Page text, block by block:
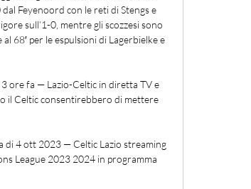
Feyenoord con le reti di Stengs e
sull’1-0, mentre gli scozzesi sono
68′ per le espulsioni di Lagerbielke e
ore fa — Lazio-Celtic in diretta TV e
il Celtic consentirebbero di mettere
di 4 ott 2023 — Celtic Lazio streaming
League 2023 2024 in programma